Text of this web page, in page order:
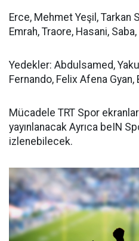
Erce, Mehmet Yeşil, Tarkan
Emrah, Traore, Hasani,
Yedekler: Abdulsamed,
Fernando, Felix Afena Gyan,
Mücadele TRT Spor
yayınlanacak Ayrıca beIN
izlenebilecek.